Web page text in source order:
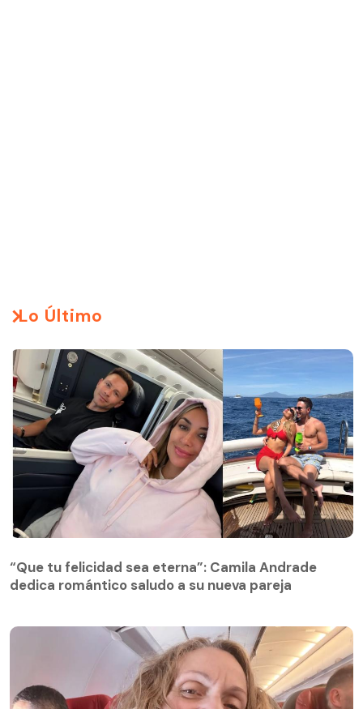
Lo Último
“Que tu felicidad sea eterna”: Camila Andrade
dedica romántico saludo a su nueva pareja